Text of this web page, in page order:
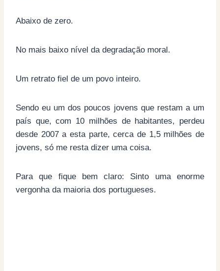
Abaixo de zero.
No mais baixo nível da degradação moral.
Um retrato fiel de um povo inteiro.
Sendo eu um dos poucos jovens que restam a um
país que, com 10 milhões de habitantes, perdeu
desde 2007 a esta parte, cerca de 1,5 milhões de
jovens, só me resta dizer uma coisa.
Para que fique bem claro: Sinto uma enorme
vergonha da maioria dos portugueses.